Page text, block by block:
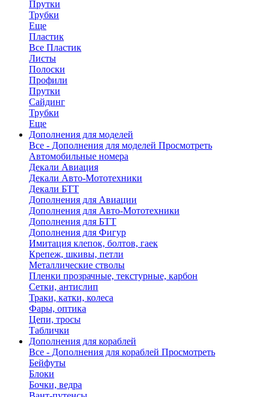
Прутки
Трубки
Еще
Пластик
Все Пластик
Листы
Полоски
Профили
Прутки
Сайдинг
Трубки
Еще
Дополнения для моделей
Все - Дополнения для моделей Просмотреть
Автомобильные номера
Декали Авиация
Декали Авто-Мототехники
Декали БТТ
Дополнения для Авиации
Дополнения для Авто-Мототехники
Дополнения для БТТ
Дополнения для Фигур
Имитация клепок, болтов, гаек
Крепеж, шкивы, петли
Металлические стволы
Пленки прозрачные, текстурные, карбон
Сетки, антислип
Траки, катки, колеса
Фары, оптика
Цепи, тросы
Таблички
Дополнения для кораблей
Все - Дополнения для кораблей Просмотреть
Бейфуты
Блоки
Бочки, ведра